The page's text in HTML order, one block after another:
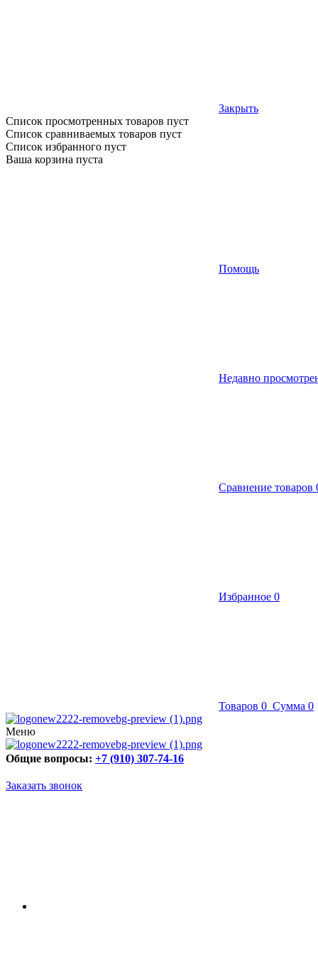
Закрыть
Список просмотренных товаров пуст
Список сравниваемых товаров пуст
Список избранного пуст
Ваша корзина пуста
Помощь
Недавно
Сравнение товаров
Избранное 0
Товаров 0 Сумма 0
Меню
Общие вопросы: +7 (910) 307-74-16
Заказать звонок